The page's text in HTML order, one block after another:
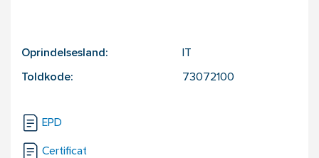
Oprindelsesland:
Toldkode: 73072100
EPD
Certificat